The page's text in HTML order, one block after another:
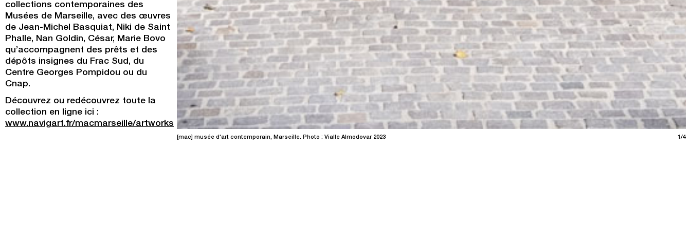
collections contemporaines des
Musées de Marseille, avec des œuvres
de Jean-Michel Basquiat, Niki de Saint
Phalle, Nan Goldin, César, Marie Bovo
qu’accompagnent des prêts et des
dépôts insignes du Frac Sud, du
Centre Georges Pompidou ou du
Cnap.
Découvrez ou redécouvrez toute la
collection en ligne ici :
www.navigart.fr/macmarseille/artworks
[mac] musée d'art contemporain, Marseille. Photo : Vialle Almodovar 2023 1/4